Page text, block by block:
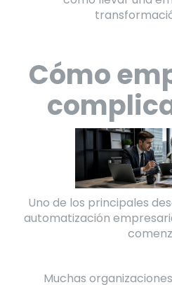
Cómo
Uno de los principales
automatización
Muchas